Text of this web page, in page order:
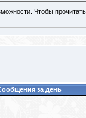
Чтобы
за день